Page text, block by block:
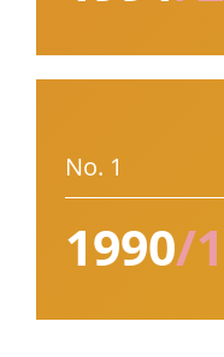
No. 1
1990/1